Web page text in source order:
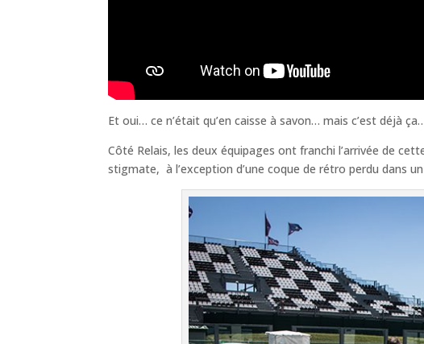
Et oui… ce n’était qu’en caisse à savon… mais c’est déjà
Côté Relais, les deux équipages ont franchi l’arrivée de
stigmate, à l’exception d’une coque de rétro perdu dans